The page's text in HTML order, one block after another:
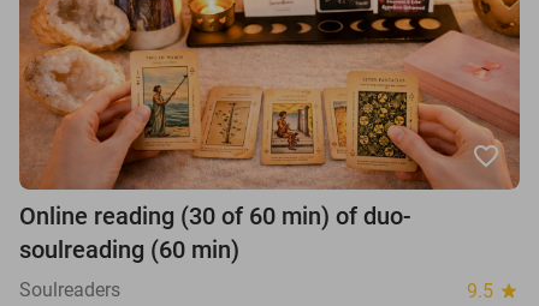
favorite_border
Online reading (30 of 60 min) of duo-
soulreading (60 min)
Soulreaders 9.5 star